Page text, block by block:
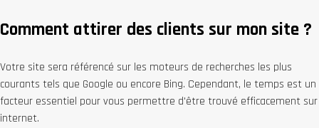
Comment attirer des clients sur mon site ?
Votre site sera référencé sur les moteurs de recherches les plus
courants tels que Google ou encore Bing. Cependant, le temps est un
facteur essentiel pour vous permettre d'être trouvé efficacement sur
internet.